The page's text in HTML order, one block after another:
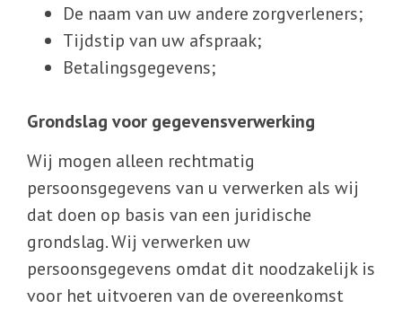
De naam van uw andere zorgverleners;
Tijdstip van uw afspraak;
Betalingsgegevens;
Grondslag voor gegevensverwerking
Wij mogen alleen rechtmatig
persoonsgegevens van u verwerken als wij
dat doen op basis van een juridische
grondslag. Wij verwerken uw
persoonsgegevens omdat dit noodzakelijk is
voor het uitvoeren van de overeenkomst